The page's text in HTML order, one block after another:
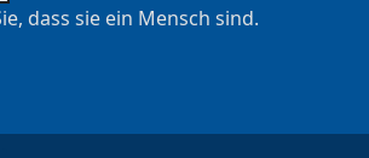
dass sie ein Mensch sind.